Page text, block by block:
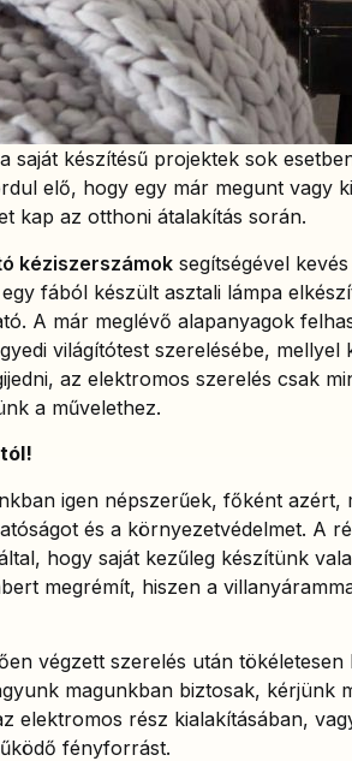
saját készítésű projektek sok
elő, hogy egy már megunt vagy
kap az otthoni átalakítás során.
kéziszerszámok segítségével
fából készült asztali lámpa
A már meglévő alapanyagok
világítótest szerelésébe,
az elektromos szerelés csak
a művelethez.
igen népszerűek, főként azért,
és a környezetvédelmet. A
hogy saját kezűleg készítünk
megrémít, hiszen a
végzett szerelés után tökéletesen
magunkban biztosak, kérjünk
elektromos rész kialakításában,
fényforrást.